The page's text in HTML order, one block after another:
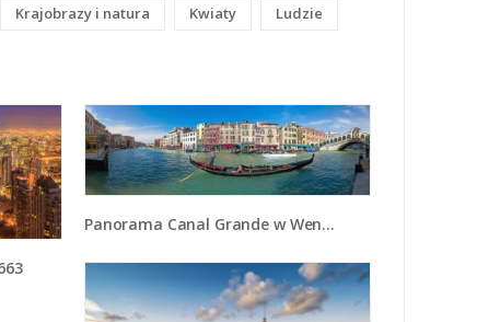
Krajobrazy i natura Kwiaty
Ludzie
Panorama Canal Grande w Wenecji - AM745